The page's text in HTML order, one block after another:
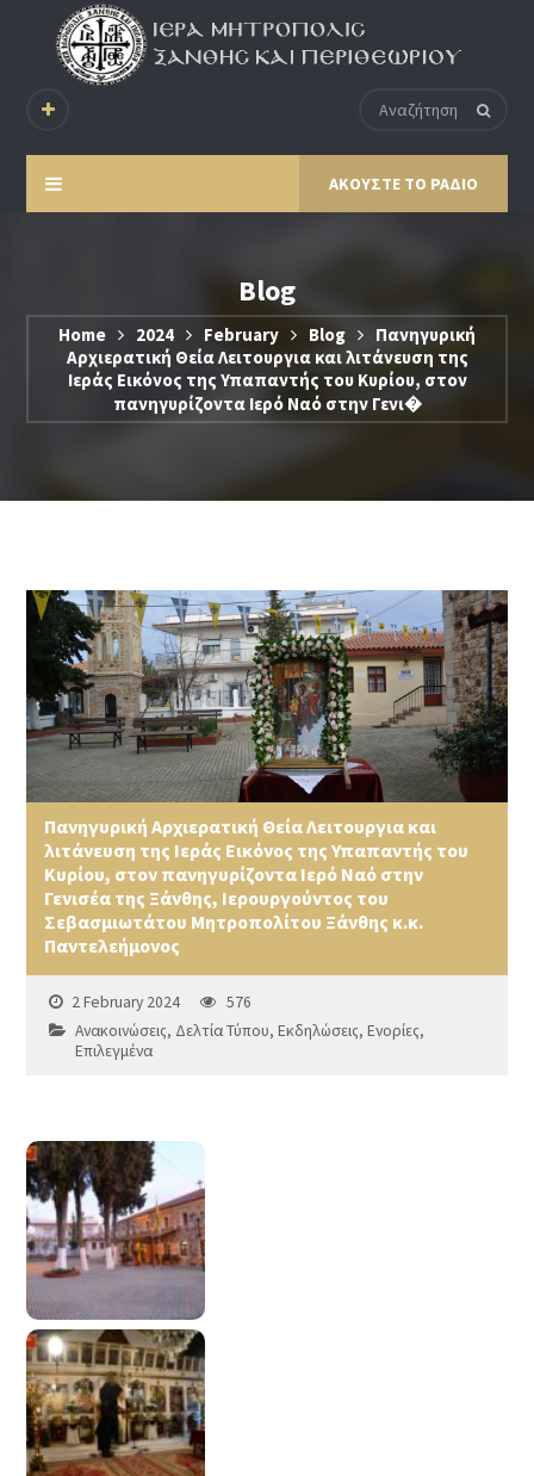
ΑΚΟΥΣΤΕ ΤΟ ΡΑΔΙΟ
Blog
Home 2024 February Blog
Πανηγυρική
Αρχιερατική Θεία Λειτουργια και λιτάνευση της
Ιεράς Εικόνος της Υπαπαντής του Κυρίου, στον
πανηγυρίζοντα Ιερό Ναό στην Γενι�
Πανηγυρική Αρχιερατική Θεία Λειτουργια και
λιτάνευση της Ιεράς Εικόνος της Υπαπαντής του
Κυρίου, στον πανηγυρίζοντα Ιερό Ναό στην
Γενισέα της Ξάνθης, Ιερουργούντος του
Σεβασμιωτάτου Μητροπολίτου Ξάνθης κ.κ.
Παντελεήμονος
2 February 2024
576
Ανακοινώσεις, Δελτία Τύπου,Εκδηλώσεις,Ενορίες,
Επιλεγμένα